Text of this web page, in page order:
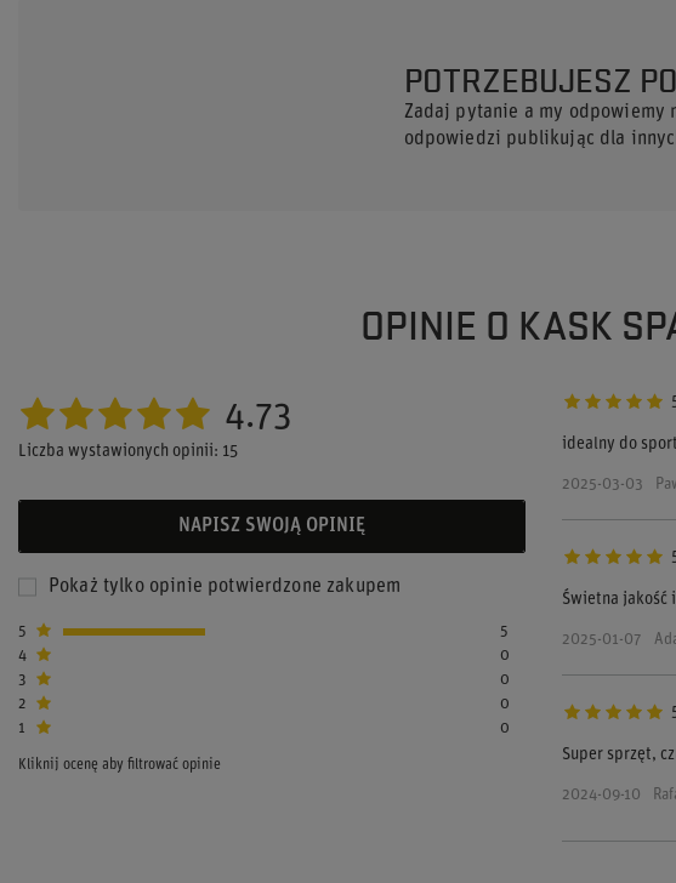
POTRZEBUJESZ
Zadaj pytanie a my odpowiemy
odpowiedzi publikując dla
OPINIE O KASK
4.73
Liczba wystawionych opinii: 15
NAPISZ SWOJĄ OPINIĘ
Pokaż tylko opinie potwierdzone zakupem
5
5
4
0
3
0
2
0
1
0
Kliknij ocenę aby filtrować opinie
idealny do
2025-03-03
Świetna jakość
2025-01-07
Super sprzęt,
2024-09-10